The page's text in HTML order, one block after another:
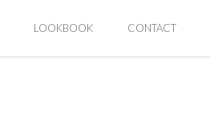
LOOKBOOK CONTACT